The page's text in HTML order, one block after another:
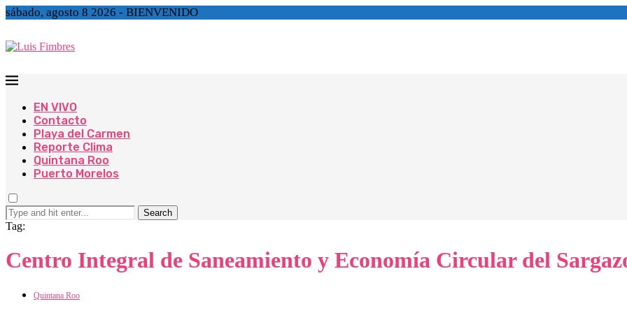
sábado, agosto 8 2026 - BIENVENIDO
EN VIVO
Contacto
Playa del Carmen
Reporte Clima
Quintana Roo
Puerto Morelos
Search
Tag:
Centro Integral de Saneamiento y Economía Circular del
Quintana Roo